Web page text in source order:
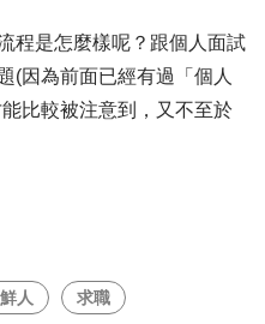
程是怎麼樣呢？跟個人面試
(因為前面已經有過「個人
比較被注意到，又不至於
人 求職